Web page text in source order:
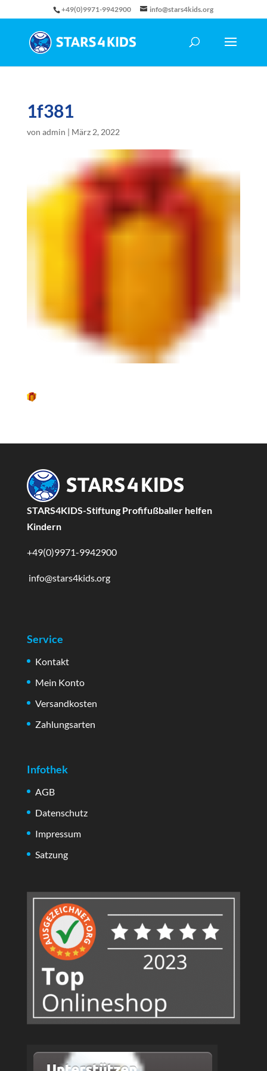
+49(0)9971-9942900 info@stars4kids.org
1f381
von admin | März 2, 2022
STARS4KIDS-Stiftung Profifußballer helfen
Kindern
+49(0)9971-9942900
info@stars4kids.org
Service
Kontakt
Mein Konto
Versandkosten
Zahlungsarten
Infothek
AGB
Datenschutz
Impressum
Satzung